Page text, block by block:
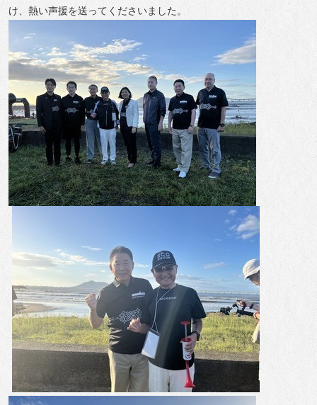
け、熱い声援を送ってくださいました。